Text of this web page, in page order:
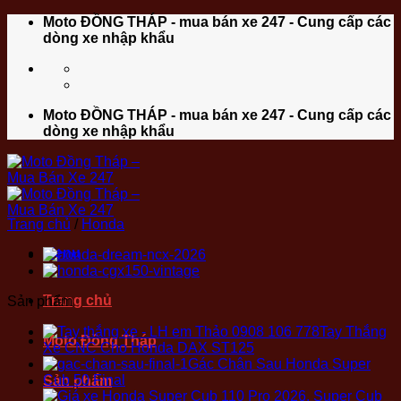
dung
Moto ĐỒNG THÁP - mua bán xe 247 - Cung cấp các
dòng xe nhập khẩu
Moto ĐỒNG THÁP - mua bán xe 247 - Cung cấp các
dòng xe nhập khẩu
Menu
Trang chủ
Moto Đồng Tháp
Sản phẩm
Trang chủ / Honda
Sản phẩm
Tay Thắng
Xe CNC Cho Honda DAX ST125
Gác Chân Sau Honda Super
Cub 50 Final